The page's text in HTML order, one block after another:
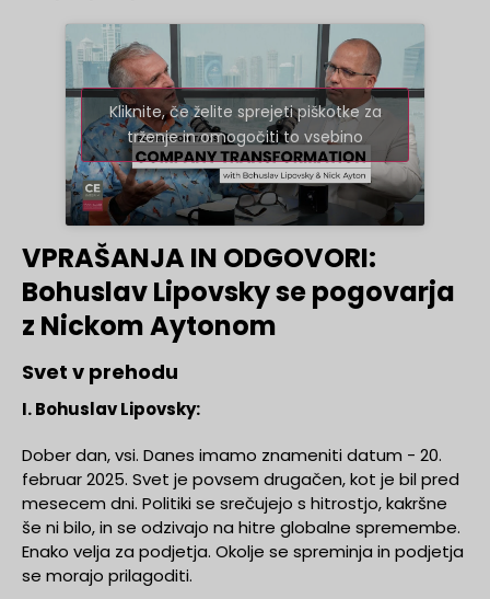
Kliknite, če želite sprejeti piškotke za
trženje in omogočiti to vsebino
VPRAŠANJA IN ODGOVORI:
Bohuslav Lipovsky se pogovarja
z Nickom Aytonom
Svet v prehodu
I. Bohuslav Lipovsky:
Dober dan, vsi. Danes imamo znameniti datum - 20.
februar 2025. Svet je povsem drugačen, kot je bil pred
mesecem dni. Politiki se srečujejo s hitrostjo, kakršne
še ni bilo, in se odzivajo na hitre globalne spremembe.
Enako velja za podjetja. Okolje se spreminja in podjetja
se morajo prilagoditi.